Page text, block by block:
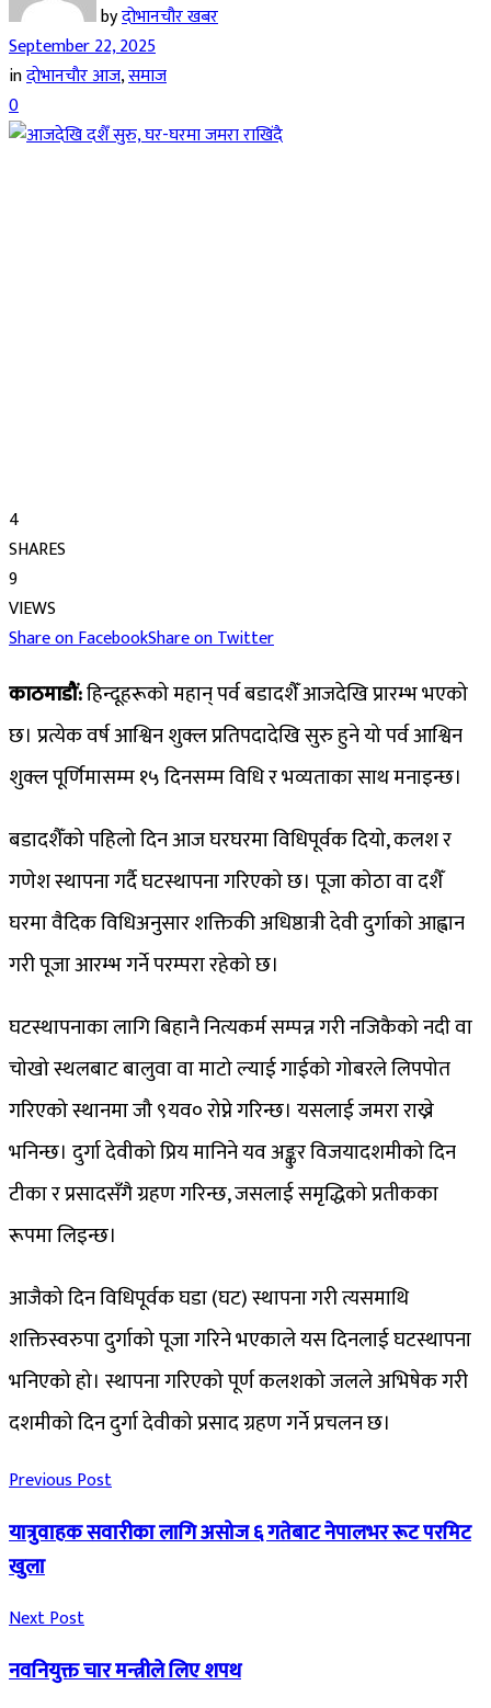
byदोभानचौर खबर
September 22, 2025
inदाेभानचाैर आज,समाज
0
4
SHARES
9
VIEWS
Share on FacebookShare on Twitter
काठमाडौं:हिन्दूहरूको महान् पर्व बडादशैँ आजदेखि प्रारम्भ भएको
छ। प्रत्येक वर्ष आश्विन शुक्ल प्रतिपदादेखि सुरु हुने यो पर्व आश्विन
शुक्ल पूर्णिमासम्म १५ दिनसम्म विधि र भव्यताका साथ मनाइन्छ।
बडादशैँको पहिलो दिन आज घरघरमा विधिपूर्वक दियो, कलश र
गणेश स्थापना गर्दै घटस्थापना गरिएको छ। पूजा कोठा वा दशैँ
घरमा वैदिक विधिअनुसार शक्तिकी अधिष्ठात्री देवी दुर्गाको आह्वान
गरी पूजा आरम्भ गर्ने परम्परा रहेको छ।
घटस्थापनाका लागि बिहानै नित्यकर्म सम्पन्न गरी नजिकैको नदी वा
चोखो स्थलबाट बालुवा वा माटो ल्याई गाईको गोबरले लिपपोत
गरिएको स्थानमा जौ ९यव० रोप्ने गरिन्छ। यसलाई जमरा राख्ने
भनिन्छ। दुर्गा देवीको प्रिय मानिने यव अङ्कुर विजयादशमीको दिन
टीका र प्रसादसँगै ग्रहण गरिन्छ, जसलाई समृद्धिको प्रतीकका
रूपमा लिइन्छ।
आजैको दिन विधिपूर्वक घडा (घट) स्थापना गरी त्यसमाथि
शक्तिस्वरुपा दुर्गाको पूजा गरिने भएकाले यस दिनलाई घटस्थापना
भनिएको हो। स्थापना गरिएको पूर्ण कलशको जलले अभिषेक गरी
दशमीको दिन दुर्गा देवीको प्रसाद ग्रहण गर्ने प्रचलन छ।
Previous Post
यात्रुवाहक सवारीका लागि असोज ६ गतेबाट नेपालभर रूट परमिट
खुला
Next Post
नवनियुक्त चार मन्त्रीले लिए शपथ